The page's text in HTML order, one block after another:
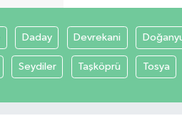
Daday Devrekani
Seydiler Taşköprü Tosya